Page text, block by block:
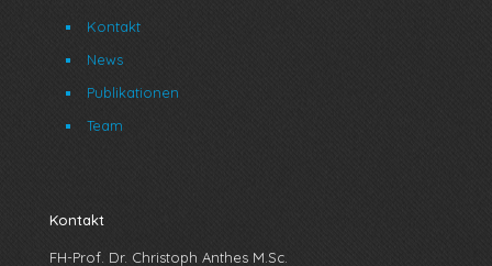
Kontakt
News
Publikationen
Team
Kontakt
FH-Prof. Dr. Christoph Anthes M.Sc.